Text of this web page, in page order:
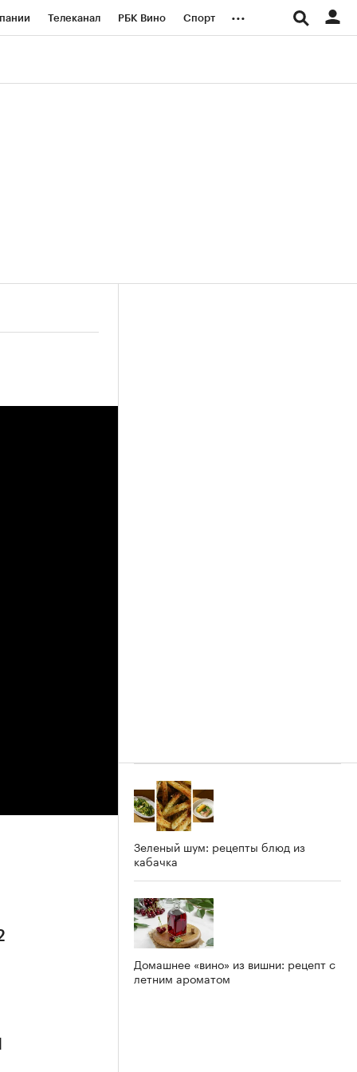
Телеканал РБК Вино Спорт ...
Зеленый шум: рецепты блюд из
кабачка
Домашнее «вино» из вишни: рецепт с
летним ароматом